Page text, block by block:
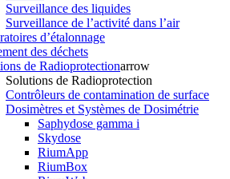
Surveillance des liquides
Surveillance de l’activité dans l’air
d’étalonnage
des déchets
de Radioprotectionarrow
Solutions de Radioprotection
Contrôleurs de contamination de surface
Dosimètres et Systèmes de Dosimétrie
Saphydose gamma i
Skydose
RiumApp
RiumBox